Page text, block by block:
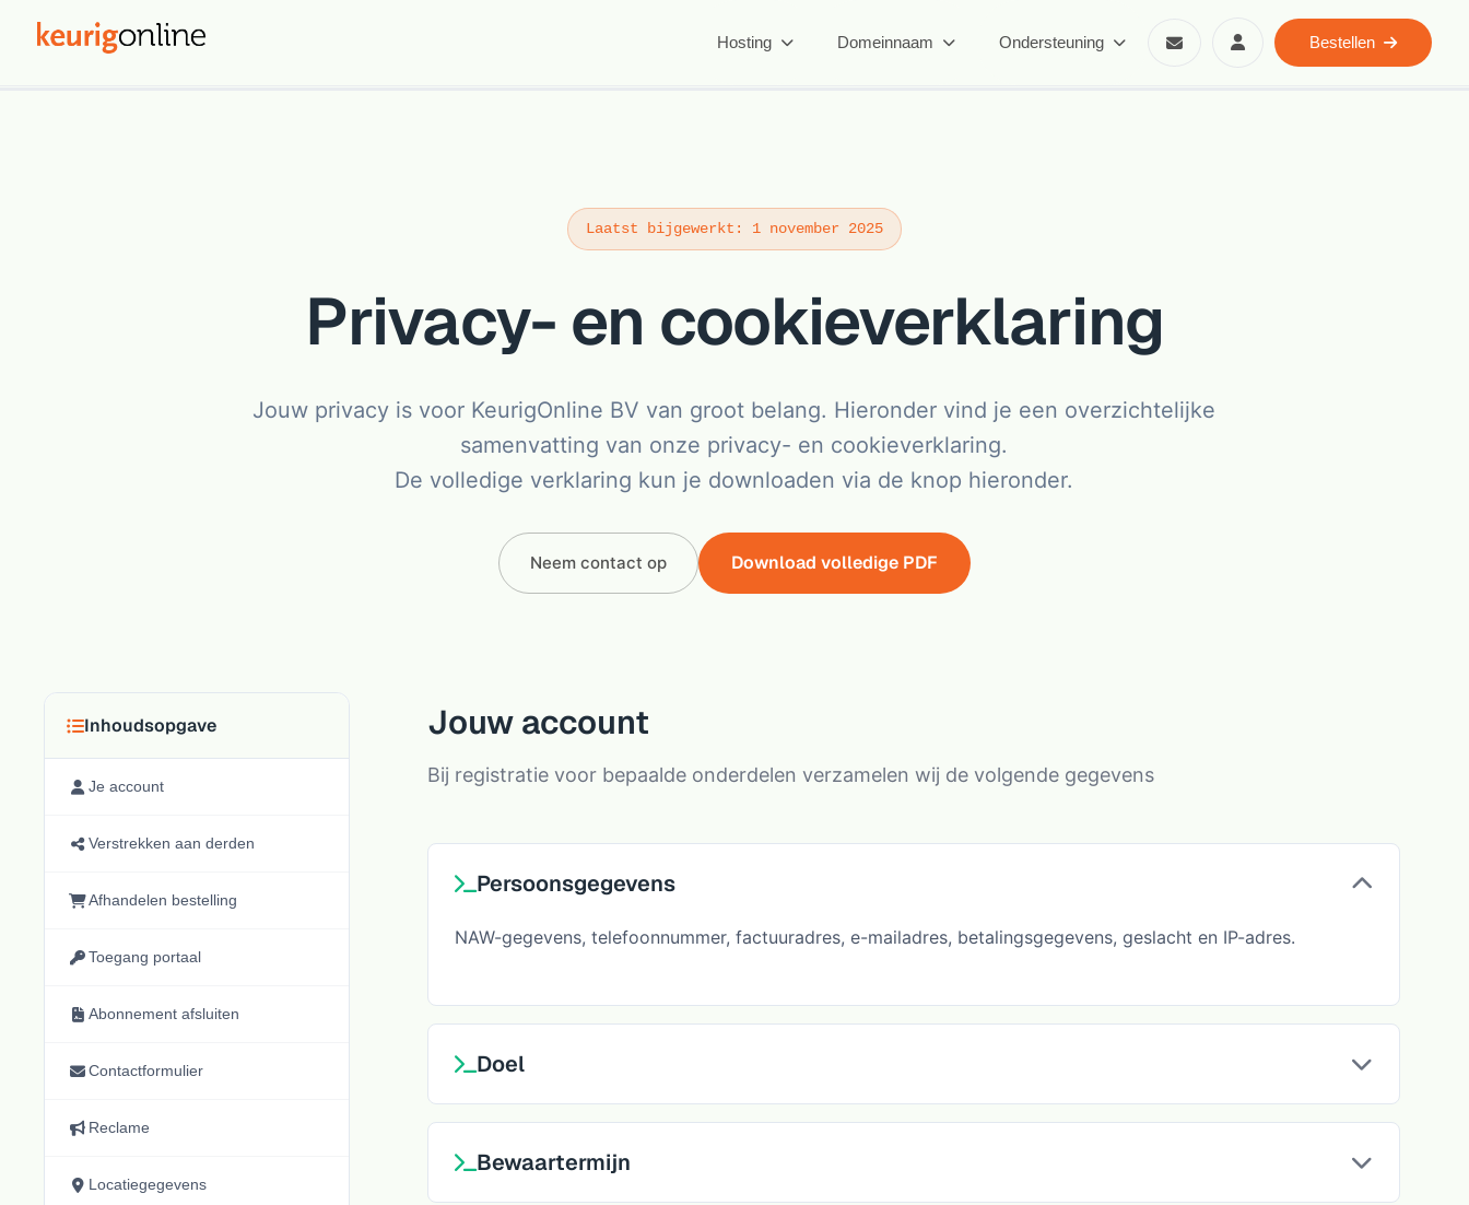
Hosting Domeinnaam Ondersteuning Bestellen
Laatst bijgewerkt: 1 november 2025
Privacy- en cookieverklaring
Jouw privacy is voor KeurigOnline BV van groot belang. Hieronder vind je een overzichtelijke
samenvatting van onze privacy- en cookieverklaring.
De volledige verklaring kun je downloaden via de knop hieronder.
Neem contact op Download volledige PDF
Inhoudsopgave
Je account
Verstrekken aan derden
Afhandelen bestelling
Toegang portaal
Abonnement afsluiten
Contactformulier
Reclame
Locatiegegevens
Jouw account
Bij registratie voor bepaalde onderdelen verzamelen wij de volgende gegevens
Persoonsgegevens
NAW-gegevens, telefoonnummer, factuuradres, e-mailadres, betalingsgegevens, geslacht en IP-adres.
Doel
Bewaartermijn